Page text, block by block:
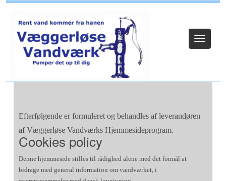
Log ind
Toggle
Efterfølgende er formuleret og behandles af leverandøren
af Væggerløse Vandværks Hjemmesideprogram.
Cookies policy
Denne hjemmeside stilles til rådighed alene med det formål at
bidrage med general information om vandværket, i